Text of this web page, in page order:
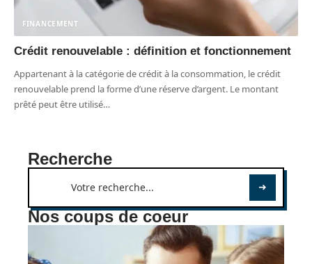
FINANCEMENT
Crédit renouvelable : définition et fonctionnement
Appartenant à la catégorie de crédit à la consommation, le crédit
renouvelable prend la forme d’une réserve d’argent. Le montant
prêté peut être utilisé…
Recherche
Nos coups de coeur